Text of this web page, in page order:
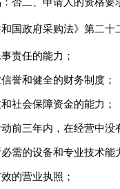
国政府采购法》第二十
责任的能力；
誉和健全的财务制度；
社会保障资金的能力；
前三年内，在经营中没
需的设备和专业技术能
的营业执照；